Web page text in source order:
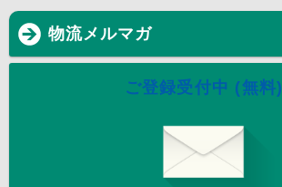
物流メルマガ
ご登録受付中 (無料)